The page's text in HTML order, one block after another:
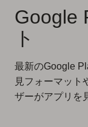
Google
ト
最新のGoogle
見フォーマット
ザーがアプリを